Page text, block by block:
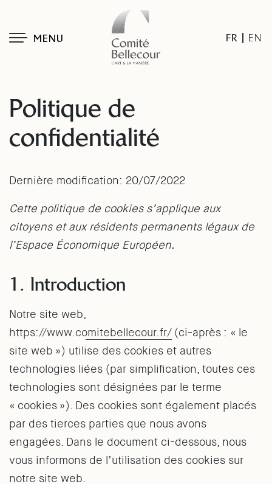
MENU FR EN
Politique de
confidentialité
Dernière modification: 20/07/2022
Cette politique de cookies s’applique aux
citoyens et aux résidents permanents légaux de
l’Espace Économique Européen.
1. Introduction
Notre site web,
https://www.comitebellecour.fr/ (ci-après : « le
site web ») utilise des cookies et autres
technologies liées (par simplification, toutes ces
technologies sont désignées par le terme
« cookies »). Des cookies sont également placés
par des tierces parties que nous avons
engagées. Dans le document ci-dessous, nous
vous informons de l’utilisation des cookies sur
notre site web.